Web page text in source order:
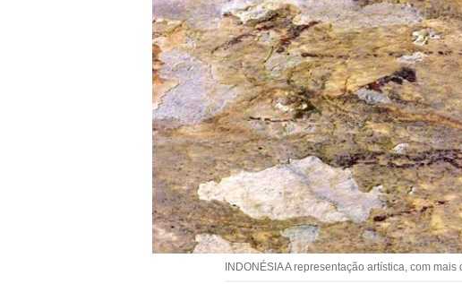
INDONÉSIA A representação artística, com